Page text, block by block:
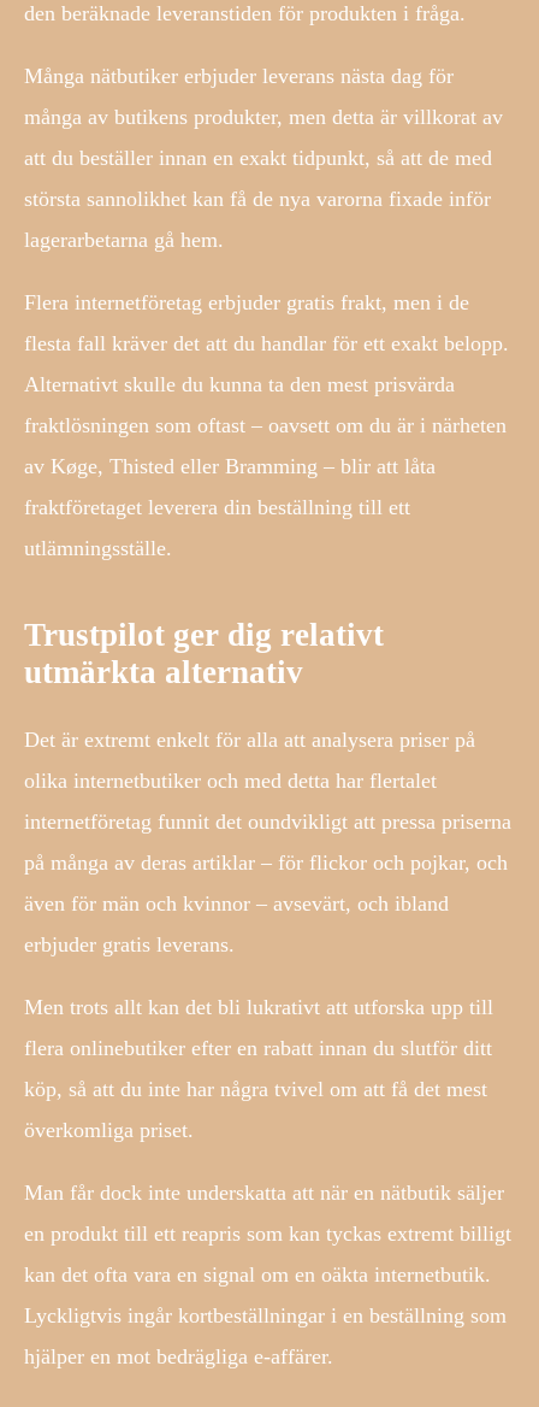
den beräknade leveranstiden för produkten i fråga.
Många nätbutiker erbjuder leverans nästa dag för
många av butikens produkter, men detta är villkorat av
att du beställer innan en exakt tidpunkt, så att de med
största sannolikhet kan få de nya varorna fixade inför
lagerarbetarna gå hem.
Flera internetföretag erbjuder gratis frakt, men i de
flesta fall kräver det att du handlar för ett exakt belopp.
Alternativt skulle du kunna ta den mest prisvärda
fraktlösningen som oftast – oavsett om du är i närheten
av Køge, Thisted eller Bramming – blir att låta
fraktföretaget leverera din beställning till ett
utlämningsställe.
Trustpilot ger dig relativt
utmärkta alternativ
Det är extremt enkelt för alla att analysera priser på
olika internetbutiker och med detta har flertalet
internetföretag funnit det oundvikligt att pressa priserna
på många av deras artiklar – för flickor och pojkar, och
även för män och kvinnor – avsevärt, och ibland
erbjuder gratis leverans.
Men trots allt kan det bli lukrativt att utforska upp till
flera onlinebutiker efter en rabatt innan du slutför ditt
köp, så att du inte har några tvivel om att få det mest
överkomliga priset.
Man får dock inte underskatta att när en nätbutik säljer
en produkt till ett reapris som kan tyckas extremt billigt
kan det ofta vara en signal om en oäkta internetbutik.
Lyckligtvis ingår kortbeställningar i en beställning som
hjälper en mot bedrägliga e-affärer.